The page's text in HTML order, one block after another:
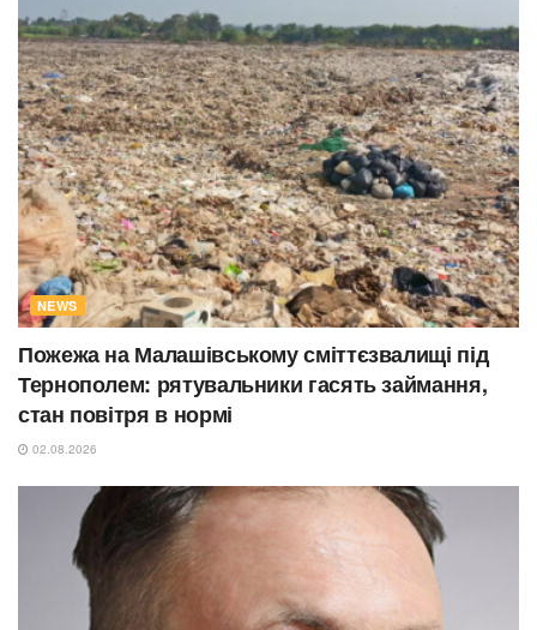
NEWS
Пожежа на Малашівському сміттєзвалищі під
Тернополем: рятувальники гасять займання,
стан повітря в нормі
02.08.2026